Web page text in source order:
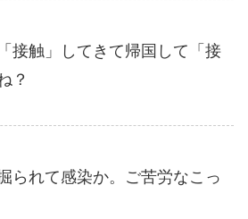
接触」してきて帰国して「接
？
られて感染か。ご苦労なこっ